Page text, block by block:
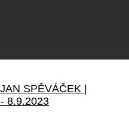
SPĚVÁČEK |
8.9.2023